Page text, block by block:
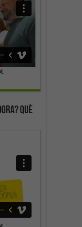
Què